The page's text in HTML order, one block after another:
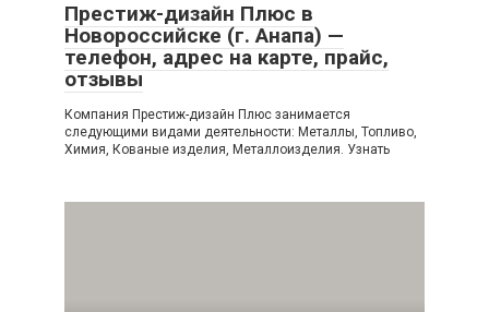
Престиж-дизайн Плюс в
Новороссийске (г. Анапа) —
телефон, адрес на карте, прайс,
отзывы
Компания Престиж-дизайн Плюс занимается
следующими видами деятельности: Металлы, Топливо,
Химия, Кованые изделия, Металлоизделия. Узнать